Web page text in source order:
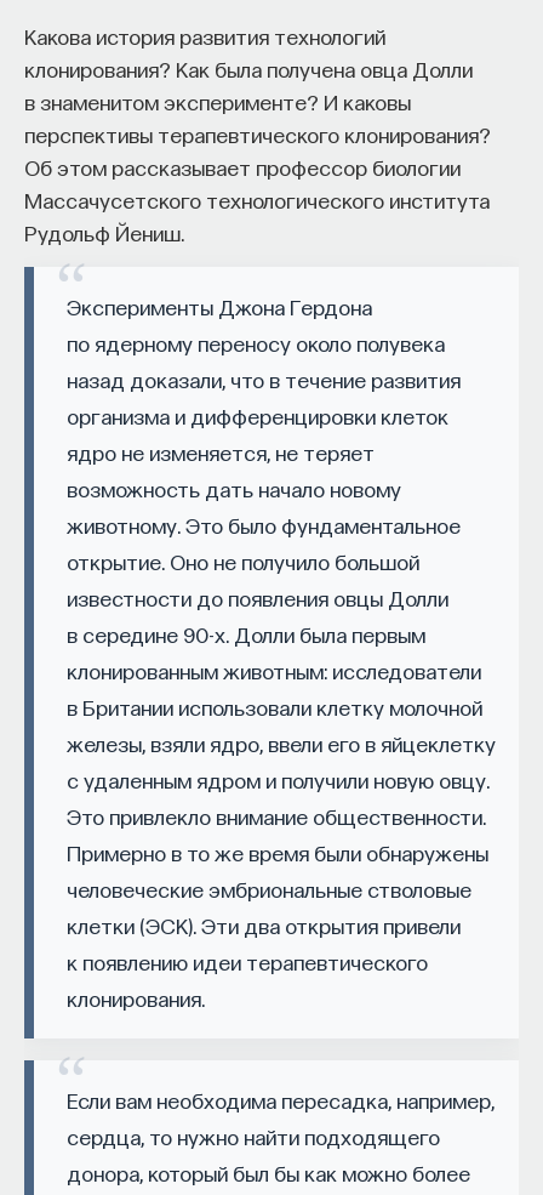
Какова история развития технологий
клонирования? Как была получена овца Долли
в знаменитом эксперименте? И каковы
перспективы терапевтического клонирования?
Об этом рассказывает профессор биологии
Массачусетского технологического института
Рудольф Йениш.
Эксперименты Джона Гердона
по ядерному переносу около полувека
назад доказали, что в течение развития
организма и дифференцировки клеток
ядро не изменяется, не теряет
возможность дать начало новому
животному. Это было фундаментальное
открытие. Оно не получило большой
известности до появления овцы Долли
в середине 90-х. Долли была первым
клонированным животным: исследователи
в Британии использовали клетку молочной
железы, взяли ядро, ввели его в яйцеклетку
с удаленным ядром и получили новую овцу.
Это привлекло внимание общественности.
Примерно в то же время были обнаружены
человеческие эмбриональные стволовые
клетки (ЭСК). Эти два открытия привели
к появлению идеи терапевтического
клонирования.
Если вам необходима пересадка, например,
сердца, то нужно найти подходящего
донора, который был бы как можно более
Как философия помогает понять мир, в котором
мы живем, расширять собственные
представления об окружающей
действительности и познавать самого себя?
Ответы на эти и другие вопросы можно найти,
записавшисьна курс «Философский поиск:
начала»
Слушатели курса убедятся в том, что
философский поиск — это не только каскад
занимательных головоломок, но и набор
инструментов, жизненно необходимых для
современного человека.
Пройдя этот курс, вы:
— Овладеете ключевыми для независимого
мышления навыками: научитесь критически
и аргументированно доказывать свою точку
зрения.
— Узнаете, как философия отвечает
значит мыслить и что представляет собой наше
сознание? Реальна ли реальность и откуда
мы знаем то, что знаем? Существует ли в мире
свобода?
собственному знанию.
Автор курса:
философских наук, профессор Школы философии
и культурологии факультета гуманитарных наук
НИУ ВШЭ.
Биолог Нэнси Ноултон об открытиях
Чарльза Дарвина, скелете кораллов
и последствиях глобального
потепления для морской экосистемы
Мелководные рифообразующие кораллы ― это
животные, которых также можно воспринимать
Кораллы получают пищу, захватывая
ее с помощью щупалец, но у них существует
и симбиоз с одноклеточными водорослями,
которые называются зооксантеллы
Zooxanthellae).
Зооксантеллы ― это тип динофлагеллятов,
группы, также включающей водоросли, которые
ответственны за «красные приливы». Поскольку
они фотосинтетические, зооксантеллы
заставляют и организм коралла действовать как
растение, в синтетическом стиле. Наконец,
кораллы прячут скелет, причем животное и его
симбионты находятся в каменной чаше,
История исследований коралловых
рифов
Благодаря своим уникальным качествам кораллы
изучались на протяжении тысячи лет. Даже
мы посмотрим на историю, то, вероятно, наиболее
Чарльз Дарвин. Он предложил теорию
происхождения коралловых рифов и, в частности,
атоллов в Тихом океане, которая оказалась
в значительной степени корректной, несмотря